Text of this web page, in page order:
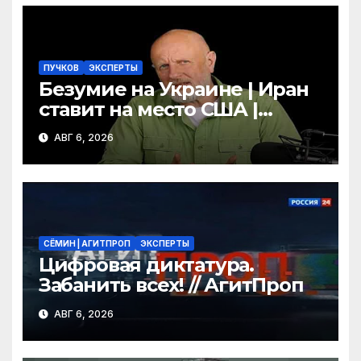
ПУЧКОВ ЭКСПЕРТЫ
Безумие на Украине | Иран
ставит на место США |
Фильм «Одиссея»
шокировал Гомера | Гоблин
АВГ 6, 2026
СЁМИН | АГИТПРОП ЭКСПЕРТЫ
Цифровая диктатура.
Забанить всех! // АгитПроп
АВГ 6, 2026